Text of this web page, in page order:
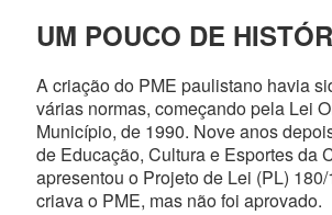
UM POUCO DE
A criação do PME paulistano havia
várias normas, começando pela Lei
Município, de 1990. Nove anos
de Educação, Cultura e Esportes da
apresentou o Projeto de Lei (PL)
criava o PME, mas não foi aprovado.